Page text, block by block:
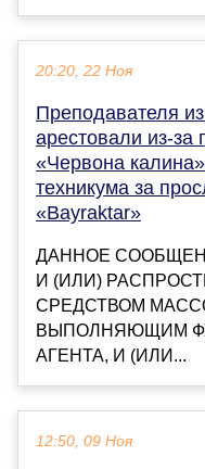
20:20, 22 Ноя
Преподавателя
арестовали из-за
«Червона
техникума за
«Bayraktar»
ДАННОЕ
И (ИЛИ)
СРЕДСТВОМ
ВЫПОЛНЯЮЩИМ
АГЕНТА, И (ИЛИ...
12:50, 09 Ноя